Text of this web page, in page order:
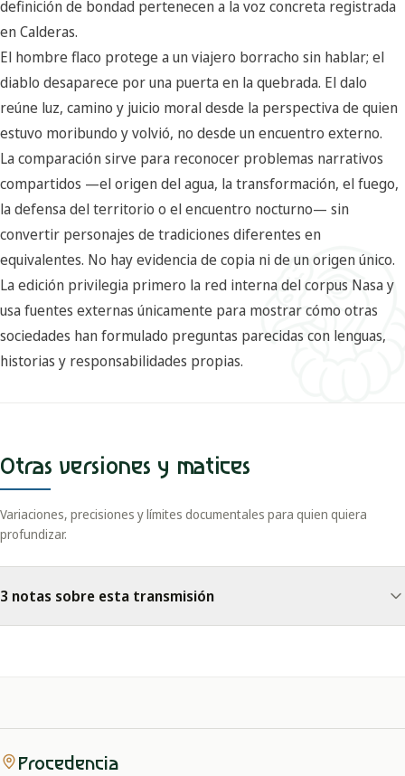
definición de bondad pertenecen a la voz concreta registrada
en Calderas.
El hombre flaco protege a un viajero borracho sin hablar; el
diablo desaparece por una puerta en la quebrada. El dalo
reúne luz, camino y juicio moral desde la perspectiva de quien
estuvo moribundo y volvió, no desde un encuentro externo.
La comparación sirve para reconocer problemas narrativos
compartidos —el origen del agua, la transformación, el fuego,
la defensa del territorio o el encuentro nocturno— sin
convertir personajes de tradiciones diferentes en
equivalentes. No hay evidencia de copia ni de un origen único.
La edición privilegia primero la red interna del corpus Nasa y
usa fuentes externas únicamente para mostrar cómo otras
sociedades han formulado preguntas parecidas con lenguas,
historias y responsabilidades propias.
Otras versiones y matices
Variaciones, precisiones y límites documentales para quien quiera
profundizar.
3 notas sobre esta transmisión
Procedencia